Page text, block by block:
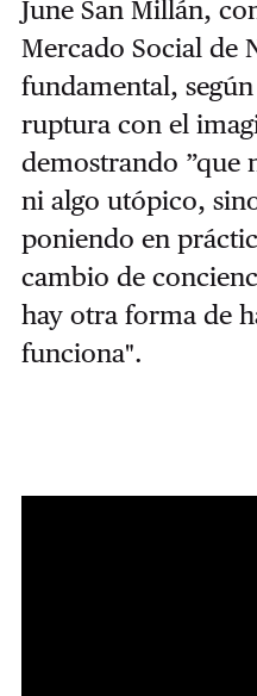
June San Millán,
Mercado Social de
fundamental,
ruptura con el
demostrando ”que
ni algo utópico,
poniendo en
cambio de
hay otra forma de
funciona".